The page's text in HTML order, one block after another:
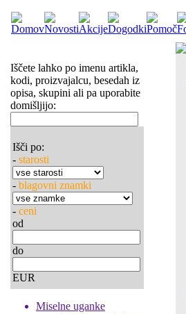
Iščete lahko po imenu artikla,
kodi, proizvajalcu, besedah iz
opisa, skupini ali pa uporabite
domišljijo:
Išči po:
- starosti
- blagovni znamki
- ceni
od
do
EUR
Miselne uganke